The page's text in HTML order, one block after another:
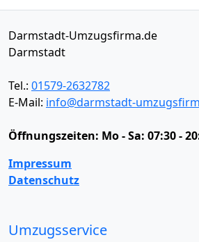
Darmstadt-Umzugsfirma.de
Darmstadt
Tel.: 01579-2632782
E-Mail: info@darmstadt-
Öffnungszeiten: Mo - Sa: 07:30 -
Impressum
Datenschutz
Umzugsservice